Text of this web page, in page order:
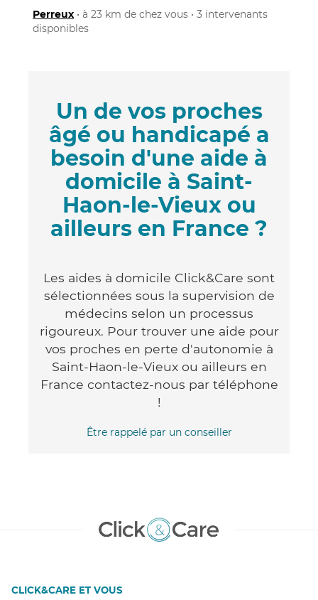
Perreux • à 23 km de chez vous • 3 intervenants
disponibles
Un de vos proches
âgé ou handicapé a
besoin d'une aide à
domicile à Saint-
Haon-le-Vieux ou
ailleurs en France ?
Les aides à domicile Click&Care sont
sélectionnées sous la supervision de
médecins selon un processus
rigoureux. Pour trouver une aide pour
vos proches en perte d'autonomie à
Saint-Haon-le-Vieux ou ailleurs en
France contactez-nous par téléphone
!
Être rappelé par un conseiller
CLICK&CARE ET VOUS